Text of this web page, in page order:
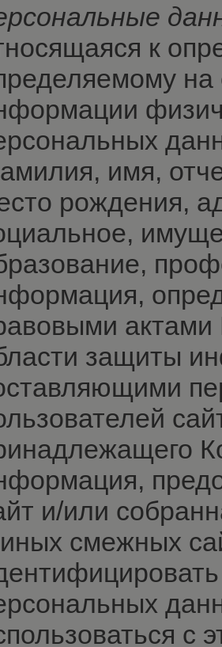
к
на
имя,
рождения,
защиты
и/или
смежных
с